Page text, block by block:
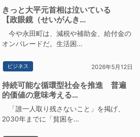
きっと大平元首相は泣いている
【政眼鏡（せいがんき…
今や永田町は、減税や補助金、給付金の
オンパレードだ。生活困…
ビジネス 2026年5月12日
持続可能な循環型社会を推進 普遍
的価値の意味考える…
「誰一人取り残さないこと」を掲げ、
2030年までに「貧困を…